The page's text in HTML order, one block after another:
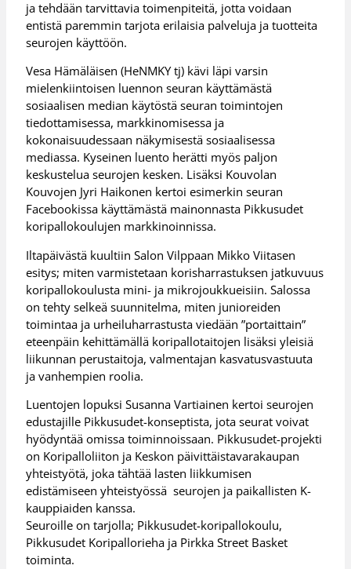
ja tehdään tarvittavia toimenpiteitä, jotta voidaan
entistä paremmin tarjota erilaisia palveluja ja tuotteita
seurojen käyttöön.
Vesa Hämäläisen (HeNMKY tj) kävi läpi varsin
mielenkiintoisen luennon seuran käyttämästä
sosiaalisen median käytöstä seuran toimintojen
tiedottamisessa, markkinomisessa ja
kokonaisuudessaan näkymisestä sosiaalisessa
mediassa. Kyseinen luento herätti myös paljon
keskustelua seurojen kesken. Lisäksi Kouvolan
Kouvojen Jyri Haikonen kertoi esimerkin seuran
Facebookissa käyttämästä mainonnasta Pikkusudet
koripallokoulujen markkinoinnissa.
Iltapäivästä kuultiin Salon Vilppaan Mikko Viitasen
esitys; miten varmistetaan korisharrastuksen jatkuvuus
koripallokoulusta mini- ja mikrojoukkueisiin. Salossa
on tehty selkeä suunnitelma, miten junioreiden
toimintaa ja urheiluharrastusta viedään ”portaittain”
eteenpäin kehittämällä koripallotaitojen lisäksi yleisiä
liikunnan perustaitoja, valmentajan kasvatusvastuuta
ja vanhempien roolia.
Luentojen lopuksi Susanna Vartiainen kertoi seurojen
edustajille Pikkusudet-konseptista, jota seurat voivat
hyödyntää omissa toiminnoissaan. Pikkusudet-projekti
on Koripalloliiton ja Keskon päivittäistavarakaupan
yhteistyötä, joka tähtää lasten liikkumisen
edistämiseen yhteistyössä seurojen ja paikallisten K-
kauppiaiden kanssa.
Seuroille on tarjolla; Pikkusudet-koripallokoulu,
Pikkusudet Koripallorieha ja Pirkka Street Basket
toiminta.